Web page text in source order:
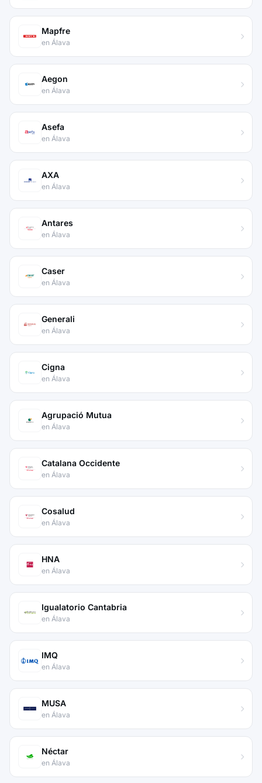
Mapfre
en Álava
Aegon
en Álava
Asefa
en Álava
AXA
en Álava
Antares
en Álava
Caser
en Álava
Generali
en Álava
Cigna
en Álava
Agrupació Mutua
en Álava
Catalana Occidente
en Álava
Cosalud
en Álava
HNA
en Álava
Igualatorio Cantabria
en Álava
IMQ
en Álava
MUSA
en Álava
Néctar
en Álava